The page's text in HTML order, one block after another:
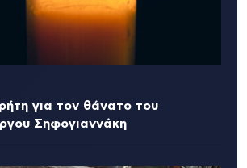
για τον θάνατο του
Σηφογιαννάκη